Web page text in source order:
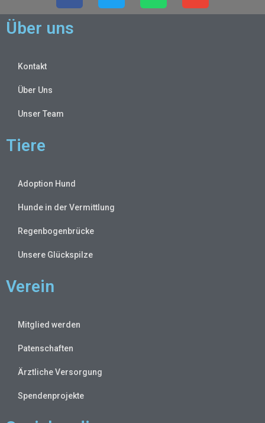
Über uns
Kontakt
Über Uns
Unser Team
Tiere
Adoption Hund
Hunde in der Vermittlung
Regenbogenbrücke
Unsere Glückspilze
Verein
Mitglied werden
Patenschaften
Ärztliche Versorgung
Spendenprojekte